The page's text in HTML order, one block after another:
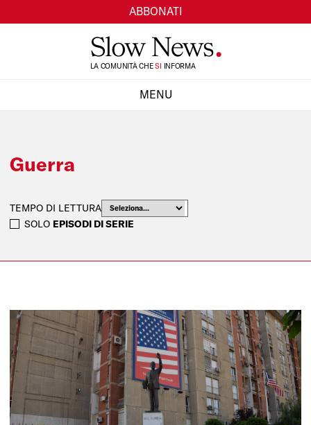
ABBONATI
LA COMUNITÀ CHE
TI
SI INFORMA
MENU
Guerra
TEMPO DI LETTURA
SOLO EPISODI DI SERIE